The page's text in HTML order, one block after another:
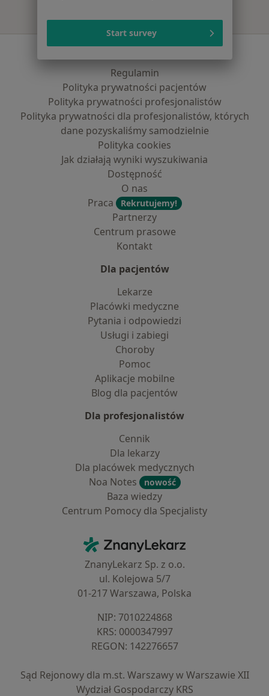
Serwis
Regulamin
Polityka prywatności pacjentów
Polityka prywatności profesjonalistów
Polityka prywatności dla profesjonalistów, których
dane pozyskaliśmy samodzielnie
Polityka cookies
Jak działają wyniki wyszukiwania
Dostępność
O nas
Praca
Rekrutujemy!
Partnerzy
Centrum prasowe
Kontakt
Dla pacjentów
Lekarze
Placówki medyczne
Pytania i odpowiedzi
Usługi i zabiegi
Choroby
Pomoc
Aplikacje mobilne
Blog dla pacjentów
Dla profesjonalistów
Cennik
Dla lekarzy
Dla placówek medycznych
Noa Notes
nowość
Baza wiedzy
Centrum Pomocy dla Specjalisty
ZnanyLekarz - Strona główna
ZnanyLekarz Sp. z o.o.
ul. Kolejowa 5/7
01-217 Warszawa, Polska
NIP: ⁠7010224868
KRS: ⁠0000347997
REGON: ⁠142276657
Sąd Rejonowy dla m.st. Warszawy w Warszawie XII
Wydział Gospodarczy KRS
Start survey